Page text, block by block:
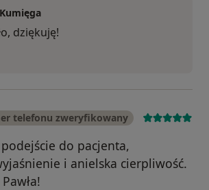
dziękuję!
telefonu zweryfikowany
do pacjenta,
i anielska cierpliwość.